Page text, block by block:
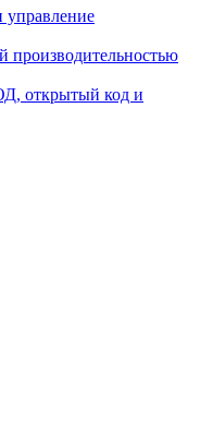
производительностью
открытый код и